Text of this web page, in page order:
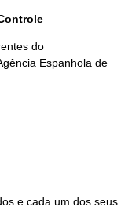
do
Espanhola de
e cada um dos seus